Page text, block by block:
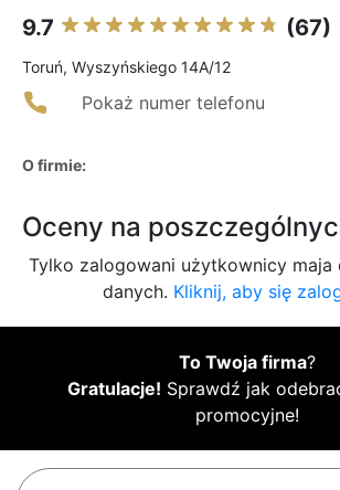
9.7 (67)
Toruń, Wyszyńskiego 14A/12
Pokaż numer telefonu
O firmie:
Oceny na
Tylko zalogowani użytkownicy
danych. Kliknij, aby się
To Twoja firma?
Gratulacje! Sprawdź jak
promocyjne!